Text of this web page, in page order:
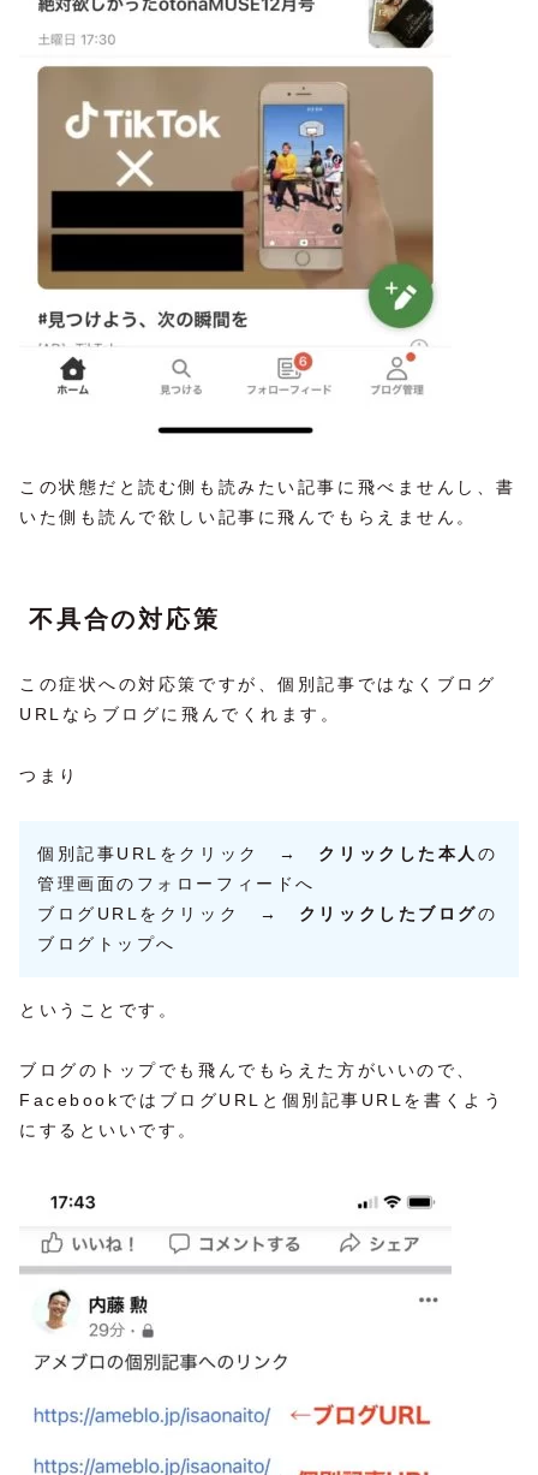
この状態だと読む側も読みたい記事に飛べませんし、書
いた側も読んで欲しい記事に飛んでもらえません。
不具合の対応策
この症状への対応策ですが、個別記事ではなくブログ
URLならブログに飛んでくれます。
つまり
個別記事URLをクリック → クリックした本人 の
管理画面のフォローフィードへ
ブログURLをクリック → クリックしたブログの
ブログトップへ
ということです。
ブログのトップでも飛んでもらえた方がいいので、
FacebookではブログURLと個別記事URLを書くよう
にするといいです。